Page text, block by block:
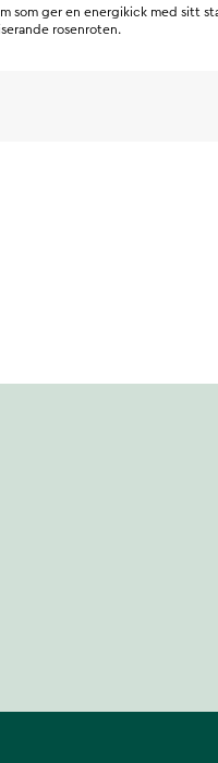
som ger en energikick med sitt
rosenroten.